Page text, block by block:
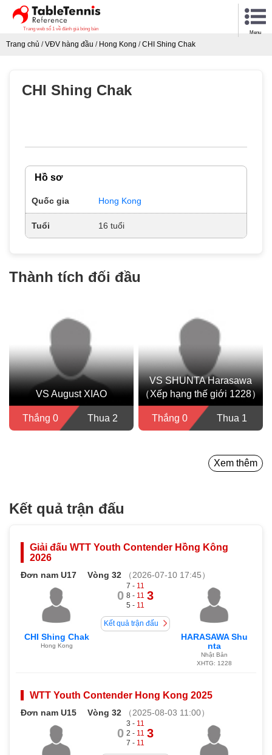
Trang web số 1 về đánh giá bóng bàn
Menu
Trang chủ /VĐV hàng đầu / Hong Kong /CHI Shing Chak
CHI Shing Chak
Hồ sơ
Quốc gia Hong Kong
Tuổi 16 tuổi
Thành tích đối đầu
VS August XIAO
Thắng 0 Thua 2
VS SHUNTA Harasawa
（Xếp hạng thế giới 1228）
Thắng 0 Thua 1
Xem thêm
Kết quả trận đấu
Giải đấu WTT Youth Contender Hồng Kông
2026
Đơn nam U17 Vòng 32 （2026-07-10 17:45）
CHI Shing Chak
Hong Kong
0
7 - 11
8 - 11
5 - 11
3
Kết quả trận đấu
HARASAWA Shu
nta
Nhật Bản
XHTG: 1228
WTT Youth Contender Hong Kong 2025
Đơn nam U15 Vòng 32 （2025-08-03 11:00）
0
3 - 11
2 - 11
7 - 11
3